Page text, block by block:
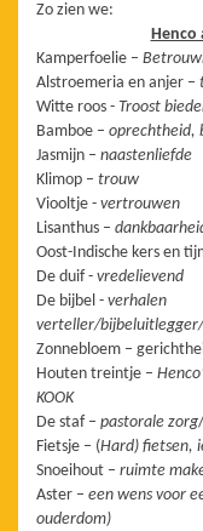
Zo zien we:
Henco
Kamperfoelie –
Alstroemeria en anjer –
Witte roos - Troost
Bamboe – oprechtheid,
Jasmijn – naastenliefde
Klimop – trouw
Viooltje - vertrouwen
Lisanthus –
Oost-Indische kers en
De duif - vredelievend
De bijbel - verhalen
verteller/
Zonnebloem –
Houten treintje –
KOOK
De staf – pastorale zorg/
Fietsje – (Hard) fietsen,
Snoeihout – ruimte
Aster – een wens voor
ouderdom)